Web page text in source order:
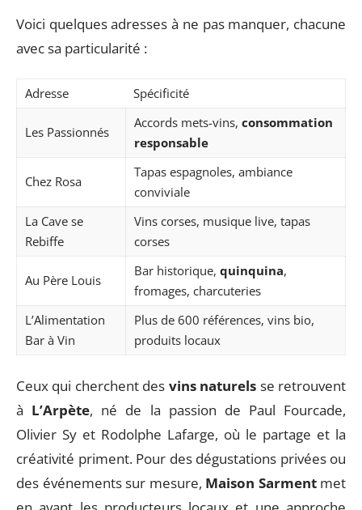
Voici quelques adresses à ne pas manquer, chacune
avec sa particularité :
Adresse Spécificité
Les Passionnés
Accords mets-vins, consommation
responsable
Chez Rosa
Tapas espagnoles, ambiance
conviviale
La Cave se
Rebiffe
Vins corses, musique live, tapas
corses
Au Père Louis
Bar historique, quinquina,
fromages, charcuteries
L’Alimentation
Bar à Vin
Plus de 600 références, vins bio,
produits locaux
Ceux qui cherchent des vins naturels se retrouvent
à L’Arpète, né de la passion de Paul Fourcade,
Olivier Sy et Rodolphe Lafarge, où le partage et la
créativité priment. Pour des dégustations privées ou
des événements sur mesure, Maison Sarmentmet